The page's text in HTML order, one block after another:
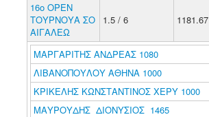
16ο ΟΡΕΝ
ΤΟΥΡΝΟΥΑ ΣΟ
ΑΙΓΑΛΕΩ
1.5 / 6 1181.67
ΜΑΡΓΑΡΙΤΗΣ ΑΝΔΡΕΑΣ 1080
ΛΙΒΑΝΟΠΟΥΛΟΥ ΑΘΗΝΑ 1000
ΚΡΙΚΕΛΗΣ ΚΩΝΣΤΑΝΤΙΝΟΣ ΧΕΡΥ 1000
ΜΑΥΡΟΥΔΗΣ ΔΙΟΝΥΣΙΟΣ 1465